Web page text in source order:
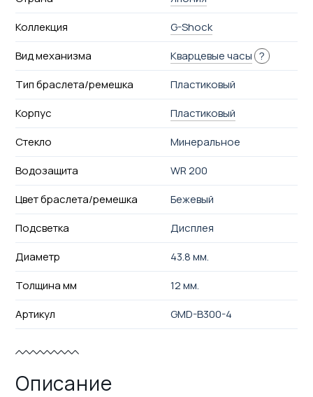
Коллекция
G-Shock
Вид механизма
Кварцевые часы ?
Тип браслета/ремешка
Пластиковый
Корпус
Пластиковый
Стекло
Минеральное
Водозащита
WR 200
Цвет браслета/ремешка
Бежевый
Подсветка
Дисплея
Диаметр
43.8 мм.
Толщина мм
12 мм.
Артикул
GMD-B300-4
Описание